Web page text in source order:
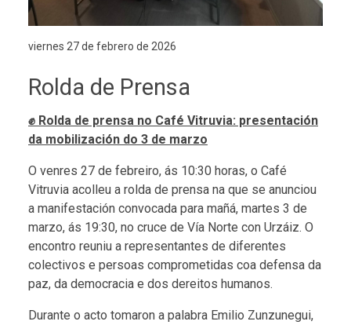
viernes 27 de febrero de 2026
Rolda de Prensa
✊ Rolda de prensa no Café Vitruvia: presentación
da mobilización do 3 de marzo
O venres 27 de febreiro, ás 10:30 horas, o Café
Vitruvia acolleu a rolda de prensa na que se anunciou
a manifestación convocada para mañá, martes 3 de
marzo, ás 19:30, no cruce de Vía Norte con Urzáiz. O
encontro reuniu a representantes de diferentes
colectivos e persoas comprometidas coa defensa da
paz, da democracia e dos dereitos humanos.
Durante o acto tomaron a palabra Emilio Zunzunegui,